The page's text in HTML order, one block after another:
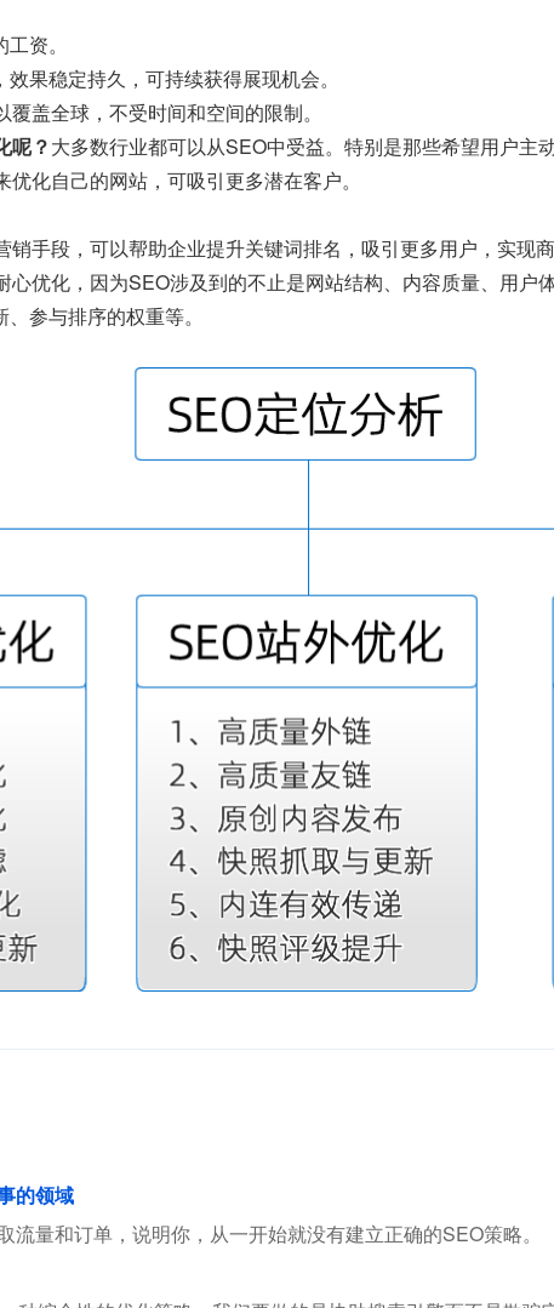
资。
果稳定持久，可持续获得展现机会。
覆盖全球，不受时间和空间的限制。
呢？大多数行业都可以从SEO中受益。特别是那些希望用户主
化自己的网站，可吸引更多潜在客户。
销手段，可以帮助企业提升关键词排名，吸引更多用户，实现
心优化，因为SEO涉及到的不止是网站结构、内容质量、用户
参与排序的权重等。
的领域
量和订单，说明你，从一开始就没有建立正确的SEO策略。